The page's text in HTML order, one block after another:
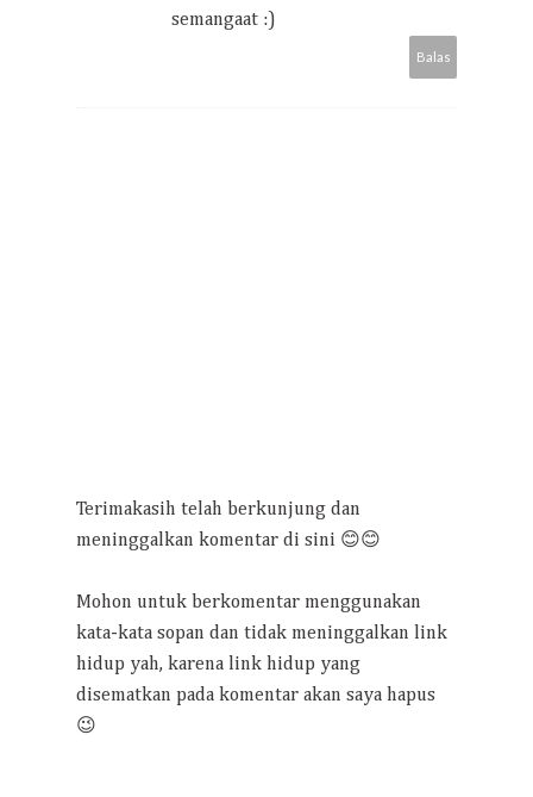
semangaat :)
Balas
Terimakasih telah berkunjung dan
meninggalkan komentar di sini 😊😊
Mohon untuk berkomentar menggunakan
kata-kata sopan dan tidak meninggalkan link
hidup yah, karena link hidup yang
disematkan pada komentar akan saya hapus
😉